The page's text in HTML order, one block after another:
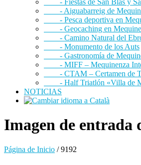
- Fiestas de San Blas y
- Aiguabarreig de
- Pesca deportiva en
- Geocaching en
- Camino Natural del
- Monumento de los Auts
- Gastronomía de
- MIFF – Mequinenza
- CTAM – Certamen de
- Half Triatlón «Villa de
NOTICIAS
Imagen de entrada
Página de Inicio /9192